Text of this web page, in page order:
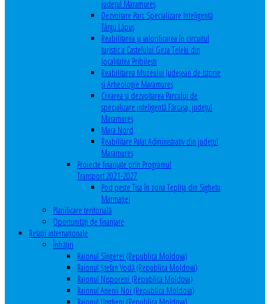
județul Maramureș
Dezvoltare Parc Specializare Inteligentă
Târgu Lăpuș
Reabilitarea și valorificarea în circuitul
turistic a Castelului Geza Teleki din
localitatea Pribilești
Reabilitarea Muzeului Județean de Istorie
și Arheologie Maramureș
Crearea și dezvoltarea Parcului de
specializare inteligentă Fărcașa, județul
Maramureș
Mara Nord
Reabilitare Palat Administrativ din județul
Maramureș
Proiecte finanțate prin Programul
Transport 2021-2027
Pod peste Tisa în zona Teplița din Sighetu
Marmației
Planificare teritorială
Oportunităţi de finanţare
Relaţii internaţionale
Înfrăţiri
Raionul Sîngerei (Republica Moldova)
Raionul Ștefan Vodă (Republica Moldova)
Raionul Nisporeni (Republica Moldova)
Raionul Anenii Noi (Republica Moldova)